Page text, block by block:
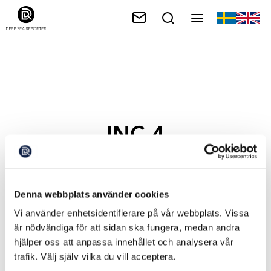
Denna webbplats använder cookies
Vi använder enhetsidentifierare på vår webbplats. Vissa
är nödvändiga för att sidan ska fungera, medan andra
hjälper oss att anpassa innehållet och analysera vår
trafik. Välj själv vilka du vill acceptera.
INC-4